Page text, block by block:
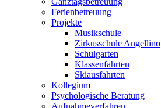
Ferienbetreuung
Projekte
Musikschule
Zirkusschule Angellino
Schulgarten
Klassenfahrten
Skiausfahrten
Kollegium
Psychologische Beratung
Aufnahmeverfahren